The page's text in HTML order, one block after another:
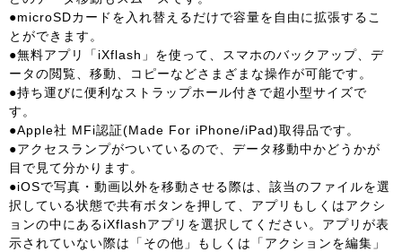
●microSDカードを入れ替えるだけで容量を自由に拡張するこ
とができます。
●無料アプリ「iXflash」を使って、スマホのバックアップ、デ
ータの閲覧、移動、コピーなどさまざまな操作が可能です。
●持ち運びに便利なストラップホール付きで超小型サイズで
す。
●Apple社 MFi認証(Made For iPhone/iPad)取得品です。
●アクセスランプがついているので、データ移動中かどうかが
目で見て分かります。
●iOSで写真・動画以外を移動させる際は、該当のファイルを選
択している状態で共有ボタンを押して、アプリもしくはアクシ
ョンの中にあるiXflashアプリを選択してください。アプリが表
示されていない際は「その他」もしくは「アクションを編集」